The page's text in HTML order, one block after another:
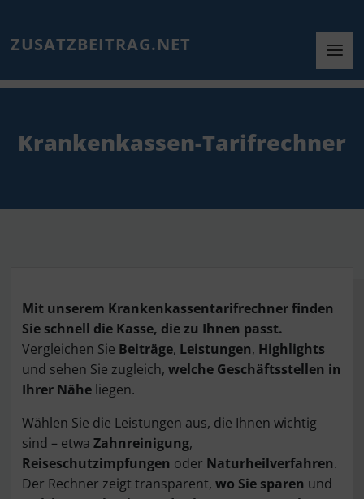
ZUSATZBEITRAG.NET
Krankenkassen-Tarifrechner
Mit unserem Krankenkassentarifrechner finden
Sie schnell die Kasse, die zu Ihnen passt.
Vergleichen Sie Beiträge, Leistungen, Highlights
und sehen Sie zugleich, welche Geschäftsstellen in
Ihrer Nähe liegen.
Wählen Sie die Leistungen aus, die Ihnen wichtig
sind – etwa Zahnreinigung,
Reiseschutzimpfungen oder Naturheilverfahren.
Der Rechner zeigt transparent, wo Sie sparen und